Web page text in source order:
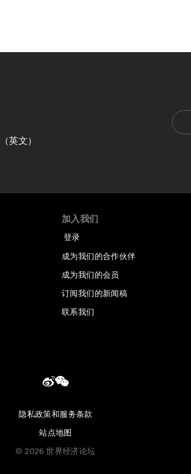
英文）
加入我们
登录
成为我们的合作伙伴
成为我们的会员
订阅我们的新闻稿
联系我们
隐私政策和服务条款
站点地图
© 2026 世界经济论坛